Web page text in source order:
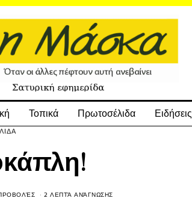
Τοπικά Πρωτοσέλιδα Ειδήσεις
2 ΛΕΠΤΆ ΑΝΆΓΝΩΣΗΣ